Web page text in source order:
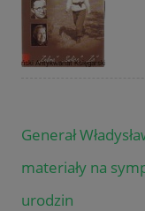
Generał
materiały na
urodzin